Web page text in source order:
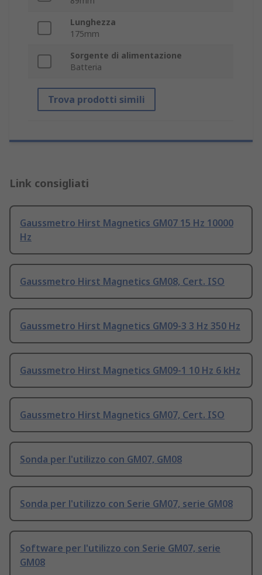
Lunghezza
175mm
Sorgente di alimentazione
Batteria
Trova prodotti simili
Link consigliati
Gaussmetro Hirst Magnetics GM07 15 Hz 10000
Hz
Gaussmetro Hirst Magnetics GM08, Cert. ISO
Gaussmetro Hirst Magnetics GM09-3 3 Hz 350 Hz
Gaussmetro Hirst Magnetics GM09-1 10 Hz 6 kHz
Gaussmetro Hirst Magnetics GM07, Cert. ISO
Sonda per l'utilizzo con GM07, GM08
Sonda per l'utilizzo con Serie GM07, serie GM08
Software per l'utilizzo con Serie GM07, serie
GM08